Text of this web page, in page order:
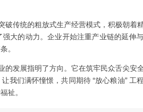
破传统的粗放式生产经营模式，积极朝着
大的动力。企业开始注重产业链的延伸
。
的发展指明了方向。它在筑牢民众舌尖安
我们满怀憧憬，共同期待 “放心粮油” 工
祉。